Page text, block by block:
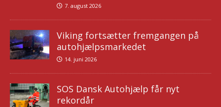
7. august 2026
Viking fortsætter fremgangen på
autohjælpsmarkedet
14. juni 2026
SOS Dansk Autohjælp får nyt
rekordår